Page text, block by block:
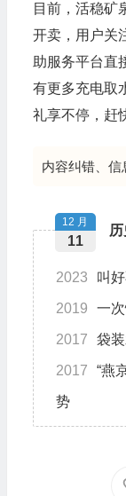
目前，活稳矿
开卖，用户关
助服务平台直
有更多充电取
礼享不停，赶
内容纠错、
12 月
11
2023 叫
2019 一
2017 袋
2017 “燕
势